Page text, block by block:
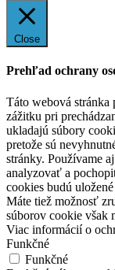
Close
Prehľad ochrany
Táto webová stránka
zážitku pri
ukladajú súbory
pretože sú
stránky. Používame
analyzovať a
cookies budú
Máte tiež možnosť
súborov cookie však
Viac informácií o
Funkčné
Funkčné